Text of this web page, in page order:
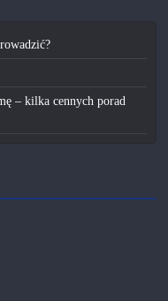
– kilka cennych porad